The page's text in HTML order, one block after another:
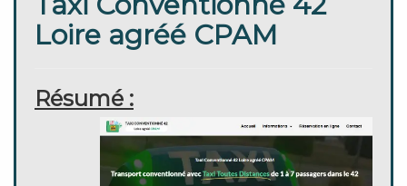
Loire agréé CPAM
Résumé :